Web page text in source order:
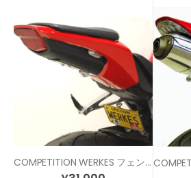
COMPETITION WERKES フェンダーレスキット CBR1000RR (08-16)